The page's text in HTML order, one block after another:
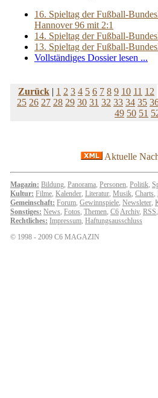
16. Spieltag der Fußball-
Hannover 96 mit 2:1
14. Spieltag der Fußball-
13. Spieltag der Fußball-
Vollständiges Dossier lesen ...
Zurück | 1 2 3 4 5 6 7 8 9 10 11 12
25 26 27 28 29 30 31 32 33 34 35
49 50 51
Aktuelle
Magazin: Bildung, Panorama, Personen, Politik,
Kultur: Filme, Kalender, Literatur, Musik, Charts,
Gemeinschaft: Forum, Gewinnspiele, Newsleter,
Sonstiges: News, Fotos, Themen, C6Archiv, RSS,
Rechtliches: Impressum, Haftungsausschluss
© 1998 - 2009 C6 MAGAZIN